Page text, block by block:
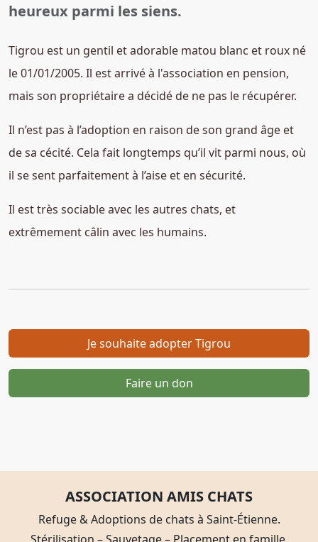
heureux parmi les siens.
Tigrou est un gentil et adorable matou blanc et roux né
le 01/01/2005. Il est arrivé à l'association en pension,
mais son propriétaire a décidé de ne pas le récupérer.
Il n’est pas à l’adoption en raison de son grand âge et
de sa cécité. Cela fait longtemps qu’il vit parmi nous, où
il se sent parfaitement à l’aise et en sécurité.
Il est très sociable avec les autres chats, et
extrêmement câlin avec les humains.
Je souhaite adopter Tigrou
Faire un don
ASSOCIATION AMIS CHATS
Refuge & Adoptions de chats à Saint-Étienne.